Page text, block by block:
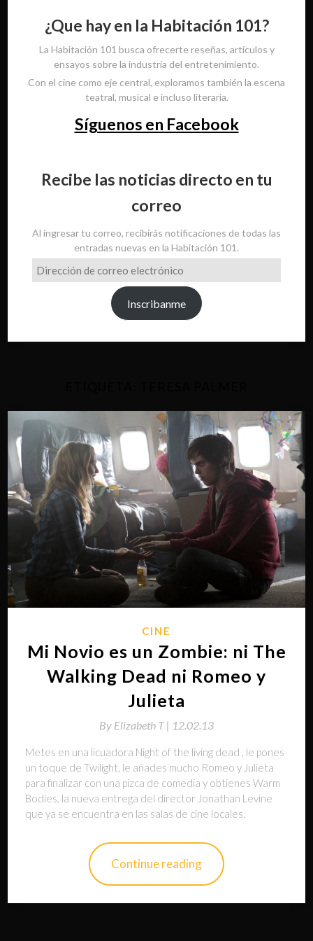
¿Que hay en la Habitación 101?
La Habitación 101 busca ofrecerte reseñas, artículos y
ensayos sobre la industria del entretenimiento.
Con el cine como eje central, exploramos también la escena
teatral, musical e incluso literaria.
Síguenos en Facebook
Recibe las noticias directo en tu
correo
Al ingresar tu correo, recibirás notificaciones de todas las
entradas nuevas en la Habitación 101.
Dirección
de
Inscribanme
CINE
Mi Novio es un Zombie: ni The
Walking Dead ni Romeo y
Julieta
By Elizabeth T | 12.02.13
Metes en una licuadora Night of the living dead , le pones
un toque de Twilight, le añades mucho Romeo y Julieta
para finalizar con una pizca de comedia y obtienes Warm
Bodies, la nueva entrega del director Jonathan Levine
que ya se encuentra en las salas de cine locales.
Continue reading